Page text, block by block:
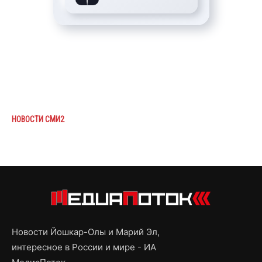
НОВОСТИ СМИ2
Новости Йошкар-Олы и Марий Эл,
интересное в России и мире - ИА